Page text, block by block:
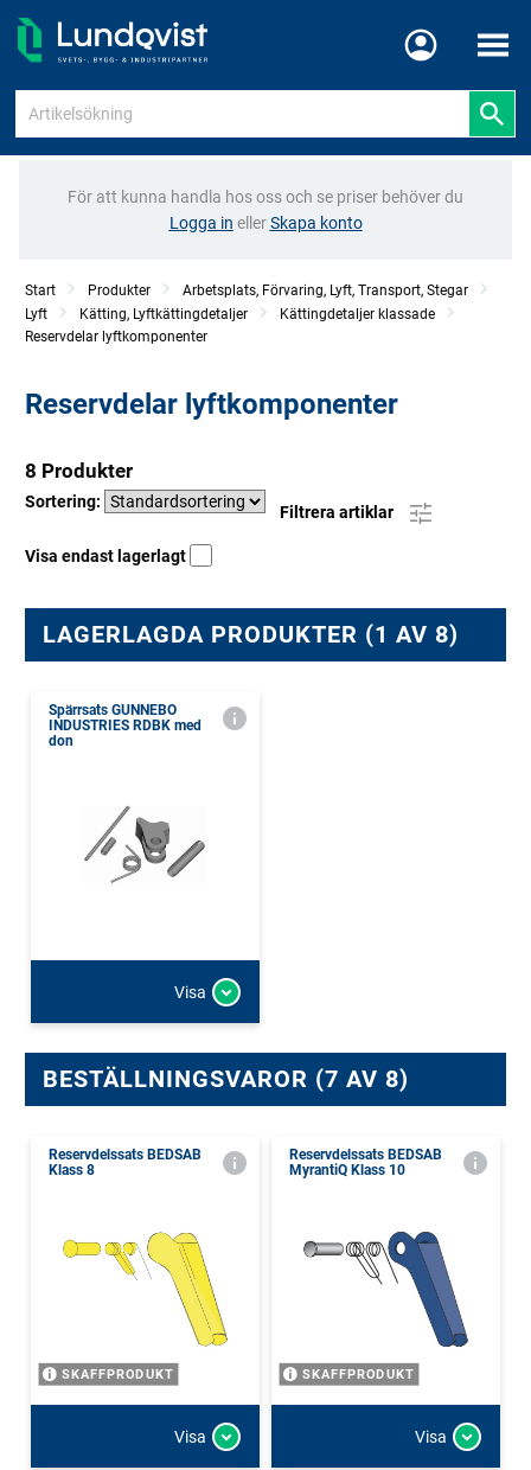
Meny
För att kunna handla hos oss och se priser behöver du
Logga in ellerSkapa konto
Start Produkter
Arbetsplats, Förvaring, Lyft, Transport, Stegar
Lyft
Kätting, Lyftkättingdetaljer
Kättingdetaljer klassade
Reservdelar lyftkomponenter
Reservdelar lyftkomponenter
8 Produkter
Sortering:
Filtrera artiklar
Visa endast lagerlagt
LAGERLAGDA PRODUKTER (1 AV 8)
Spärrsats GUNNEBO
INDUSTRIES RDBK med
don
Visa
BESTÄLLNINGSVAROR (7 AV 8)
Reservdelssats BEDSAB
Klass 8
SKAFFPRODUKT
Visa
Reservdelssats BEDSAB
MyrantiQ Klass 10
SKAFFPRODUKT
Visa